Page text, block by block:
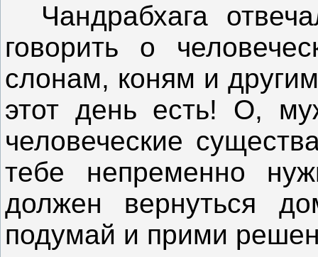
Чандрабхага
говорить о
слонам, коням и
этот день есть! О,
человеческие
тебе непременно
должен вернуться
подумай и прими